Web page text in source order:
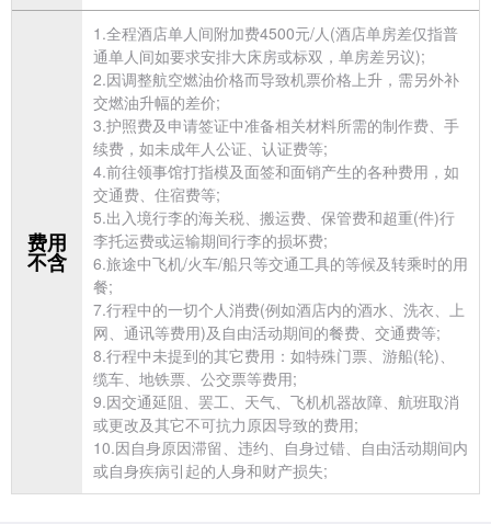
费用
不含
1.全程酒店单人间附加费4500元/人(酒店单房差仅指普
通单人间如要求安排大床房或标双，单房差另议);
2.因调整航空燃油价格而导致机票价格上升，需另外补
交燃油升幅的差价;
3.护照费及申请签证中准备相关材料所需的制作费、手
续费，如未成年人公证、认证费等;
4.前往领事馆打指模及面签和面销产生的各种费用，如
交通费、住宿费等;
5.出入境行李的海关税、搬运费、保管费和超重(件)行
李托运费或运输期间行李的损坏费;
6.旅途中飞机/火车/船只等交通工具的等候及转乘时的用
餐;
7.行程中的一切个人消费(例如酒店内的酒水、洗衣、上
网、通讯等费用)及自由活动期间的餐费、交通费等;
8.行程中未提到的其它费用：如特殊门票、游船(轮)、
缆车、地铁票、公交票等费用;
9.因交通延阻、罢工、天气、飞机机器故障、航班取消
或更改及其它不可抗力原因导致的费用;
10.因自身原因滞留、违约、自身过错、自由活动期间内
或自身疾病引起的人身和财产损失;